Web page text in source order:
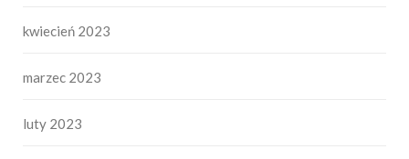
kwiecień 2023
marzec 2023
luty 2023